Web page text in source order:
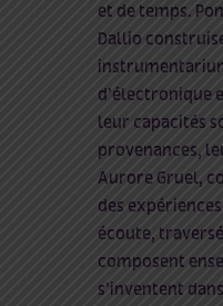
et de temps.
Dallio
d’électronique
leur capacités
provenances,
Aurore Gruel,
des
écoute,
composent
s’inventent